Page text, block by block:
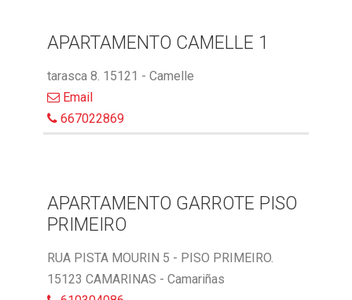
APARTAMENTO CAMELLE 1
tarasca 8. 15121 - Camelle
Email
667022869
APARTAMENTO GARROTE PISO
PRIMEIRO
RUA PISTA MOURIN 5 - PISO PRIMEIRO.
15123 CAMARINAS - Camariñas